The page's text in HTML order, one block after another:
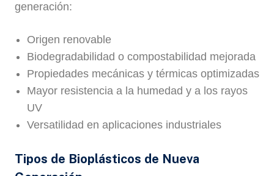
generación:
Origen renovable
Biodegradabilidad o compostabilidad mejorada
Propiedades mecánicas y térmicas optimizadas
Mayor resistencia a la humedad y a los rayos
UV
Versatilidad en aplicaciones industriales
Tipos de Bioplásticos de Nueva